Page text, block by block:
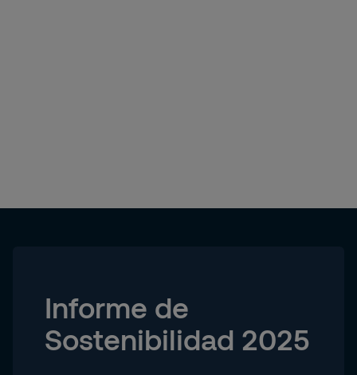
Informe de
Sostenibilidad 2025